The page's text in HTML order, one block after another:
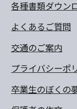
各種書類ダウン
よくあるご質問
交通のご案内
プライバシーポ
卒業生のぼくの